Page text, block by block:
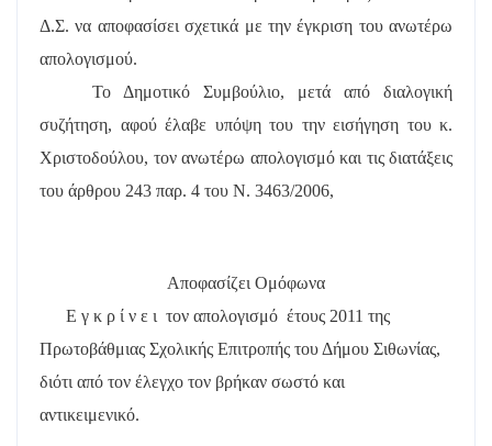
Δ.Σ. να αποφασίσει σχετικά με την έγκριση του ανωτέρω
απολογισμού.
Το Δημοτικό Συμβούλιο, μετά από διαλογική
συζήτηση, αφού έλαβε υπόψη του την εισήγηση του κ.
Χριστοδούλου, τον ανωτέρω απολογισμό και τις διατάξεις
του άρθρου 243 παρ. 4 του Ν. 3463/2006,
Αποφασίζει Ομόφωνα
Ε γ κ ρ ί ν ε ι τον απολογισμό έτους 2011 της
Πρωτοβάθμιας Σχολικής Επιτροπής του Δήμου Σιθωνίας,
διότι από τον έλεγχο τον βρήκαν σωστό και
αντικειμενικό.